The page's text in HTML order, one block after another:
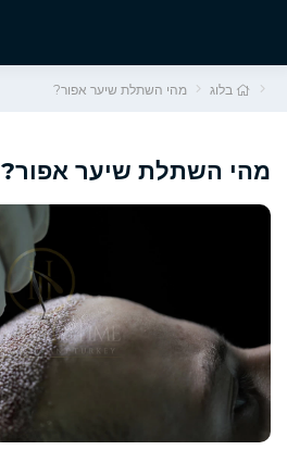
בלוג מהי השתלת שיער אפור?
מהי השתלת שיער אפור?